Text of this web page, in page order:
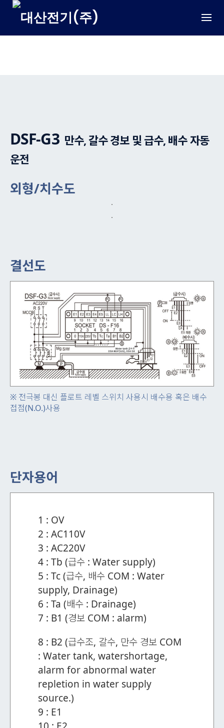
Skip
DSF-G3 만수, 갈수 경보 및 급수, 배수 자동
운전
외형/치수도
결선도
※ 전극봉 대신 플로트 레벨 스위치 사용시 배수용 혹은 배수
접점(N.O.)사용
단자용어
1 : OV
2 : AC110V
3 : AC220V
4 : Tb (급수 : Water supply)
5 : Tc (급수, 배수 COM : Water
supply, Drainage)
6 : Ta (배수 : Drainage)
7 : B1 (경보 COM : alarm)
8 : B2 (급수조, 갈수, 만수 경보 COM
: Water tank, watershortage,
alarm for abnormal water
repletion in water supply
source.)
9 : E1